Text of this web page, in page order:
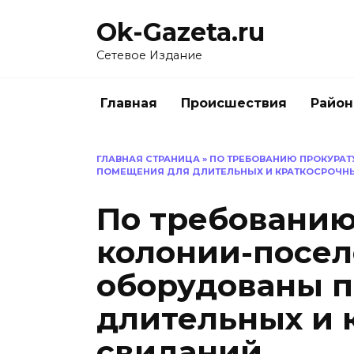
Ok-Gazeta.ru
Сетевое Издание
Главная Происшествия
ГЛАВНАЯ СТРАНИЦА » ПО ТРЕБОВАНИЮ
ПОМЕЩЕНИЯ ДЛЯ ДЛИТЕЛЬНЫХ И
По
колонии-
оборудованы
длительных и